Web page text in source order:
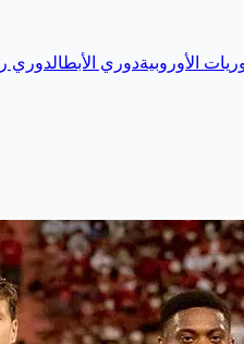
الأوروبيةدوري الأبطالدوري